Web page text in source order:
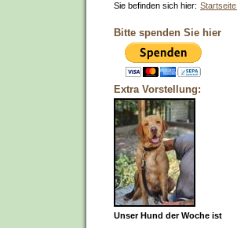
Sie befinden sich hier: Startseite
Bitte spenden Sie hier
Extra Vorstellung:
Unser Hund der Woche ist